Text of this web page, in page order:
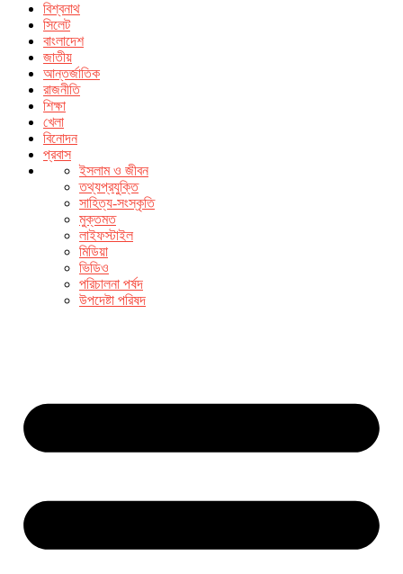
বিশ্বনাথ
সিলেট
বাংলাদেশ
জাতীয়
আন্তর্জাতিক
রাজনীতি
শিক্ষা
খেলা
বিনোদন
প্রবাস
ইসলাম ও জীবন
তথ্যপ্রযুক্তি
সাহিত্য-সংস্কৃতি
মুক্তমত
লাইফস্টাইল
মিডিয়া
ভিডিও
পরিচালনা পর্ষদ
উপদেষ্টা পরিষদ